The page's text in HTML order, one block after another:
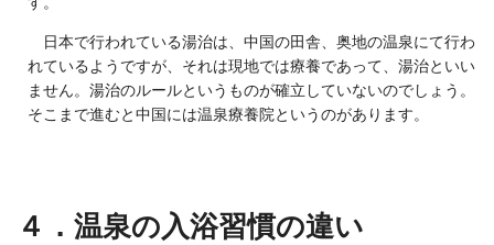
日本で行われている湯治は、中国の田舎、奥地の温泉にて行わ
れているようですが、それは現地では療養であって、湯治といい
ません。湯治のルールというものが確立していないのでしょう。
そこまで進むと中国には温泉療養院というのがあります。
４．温泉の入浴習慣の違い